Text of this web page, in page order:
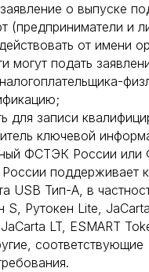
о выпуске
(предприниматели и
от имени
могут подать
для записи
ключевой
ФСТЭК России или
поддерживает
USB Тип-А, в
S, Рутокен Lite,
LT, ESMART
соответствующие